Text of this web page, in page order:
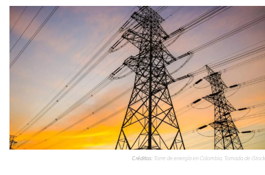
Créditos: Torre de energía en Colombia. Tomada de iStock